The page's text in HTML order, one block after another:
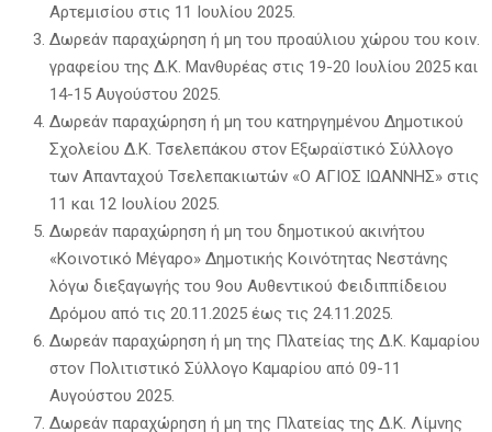
Αρτεμισίου στις 11 Ιουλίου 2025.
Δωρεάν παραχώρηση ή μη του προαύλιου χώρου του κοιν.
γραφείου της Δ.Κ. Μανθυρέας στις 19-20 Ιουλίου 2025 και
14-15 Αυγούστου 2025.
Δωρεάν παραχώρηση ή μη του κατηργημένου Δημοτικού
Σχολείου Δ.Κ. Τσελεπάκου στον Εξωραϊστικό Σύλλογο
των Απανταχού Τσελεπακιωτών «Ο ΑΓΙΟΣ ΙΩΑΝΝΗΣ» στις
11 και 12 Ιουλίου 2025.
Δωρεάν παραχώρηση ή μη του δημοτικού ακινήτου
«Κοινοτικό Μέγαρο» Δημοτικής Κοινότητας Νεστάνης
λόγω διεξαγωγής του 9ου Αυθεντικού Φειδιππίδειου
Δρόμου από τις 20.11.2025 έως τις 24.11.2025.
Δωρεάν παραχώρηση ή μη της Πλατείας της Δ.Κ. Καμαρίου
στον Πολιτιστικό Σύλλογο Καμαρίου από 09-11
Αυγούστου 2025.
Δωρεάν παραχώρηση ή μη της Πλατείας της Δ.Κ. Λίμνης